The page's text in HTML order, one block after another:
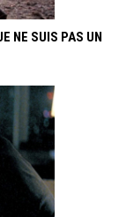
NE SUIS PAS UN